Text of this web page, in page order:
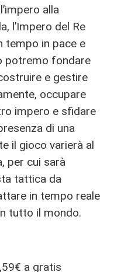
alla
l’Impero del Re
tempo in pace e
potremo fondare
e gestire
occupare
impero e sfidare
di una
il gioco varierà al
per cui sarà
tattica da
in tempo reale
tutto il mondo.
a gratis